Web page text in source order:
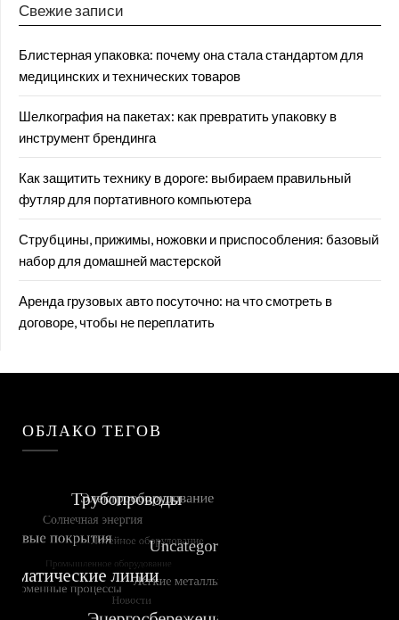
Свежие записи
Блистерная упаковка: почему она стала стандартом для
медицинских и технических товаров
Шелкография на пакетах: как превратить упаковку в
инструмент брендинга
Как защитить технику в дороге: выбираем правильный
футляр для портативного компьютера
Струбцины, прижимы, ножовки и приспособления: базовый
набор для домашней мастерской
Аренда грузовых авто посуточно: на что смотреть в
договоре, чтобы не переплатить
ОБЛАКО ТЕГОВ